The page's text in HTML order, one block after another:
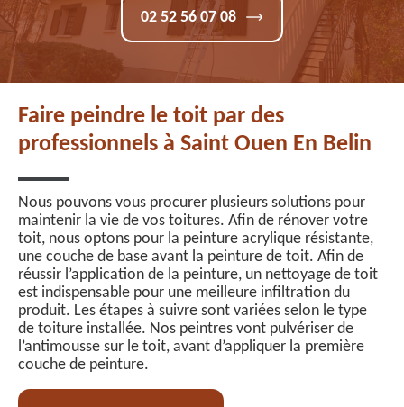
02 52 56 07 08
Faire peindre le toit par des
professionnels à Saint Ouen En Belin
Nous pouvons vous procurer plusieurs solutions pour
maintenir la vie de vos toitures. Afin de rénover votre
toit, nous optons pour la peinture acrylique résistante,
une couche de base avant la peinture de toit. Afin de
réussir l’application de la peinture, un nettoyage de toit
est indispensable pour une meilleure infiltration du
produit. Les étapes à suivre sont variées selon le type
de toiture installée. Nos peintres vont pulvériser de
l’antimousse sur le toit, avant d’appliquer la première
couche de peinture.